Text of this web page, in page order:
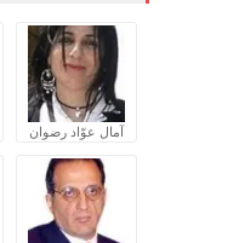
آمال عوّاد رضوان